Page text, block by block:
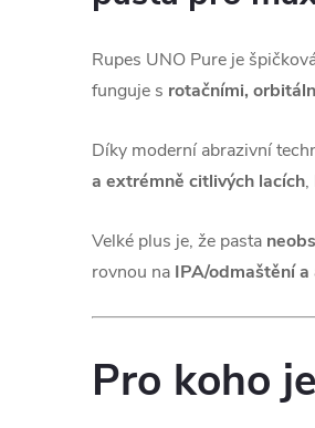
Rupes UNO Pure je
funguje s rotačními,
Díky moderní abrazivní
a extrémně citlivých lacích,
Velké plus je, že pasta
rovnou na IPA/odmaštění
Pro koho